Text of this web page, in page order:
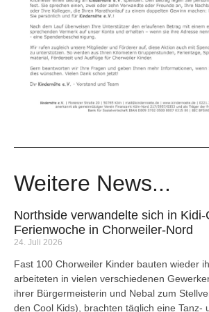
Weitere News...
Northside verwandelte sich in Kidi-
Ferienwoche in Chorweiler-Nord
24. Juli 2026
Fast 100 Chorweiler Kinder bauten wieder
arbeiteten in vielen verschiedenen
ihrer Bürgermeisterin und Nebal zum
den Cool Kids), brachten täglich eine Tanz-